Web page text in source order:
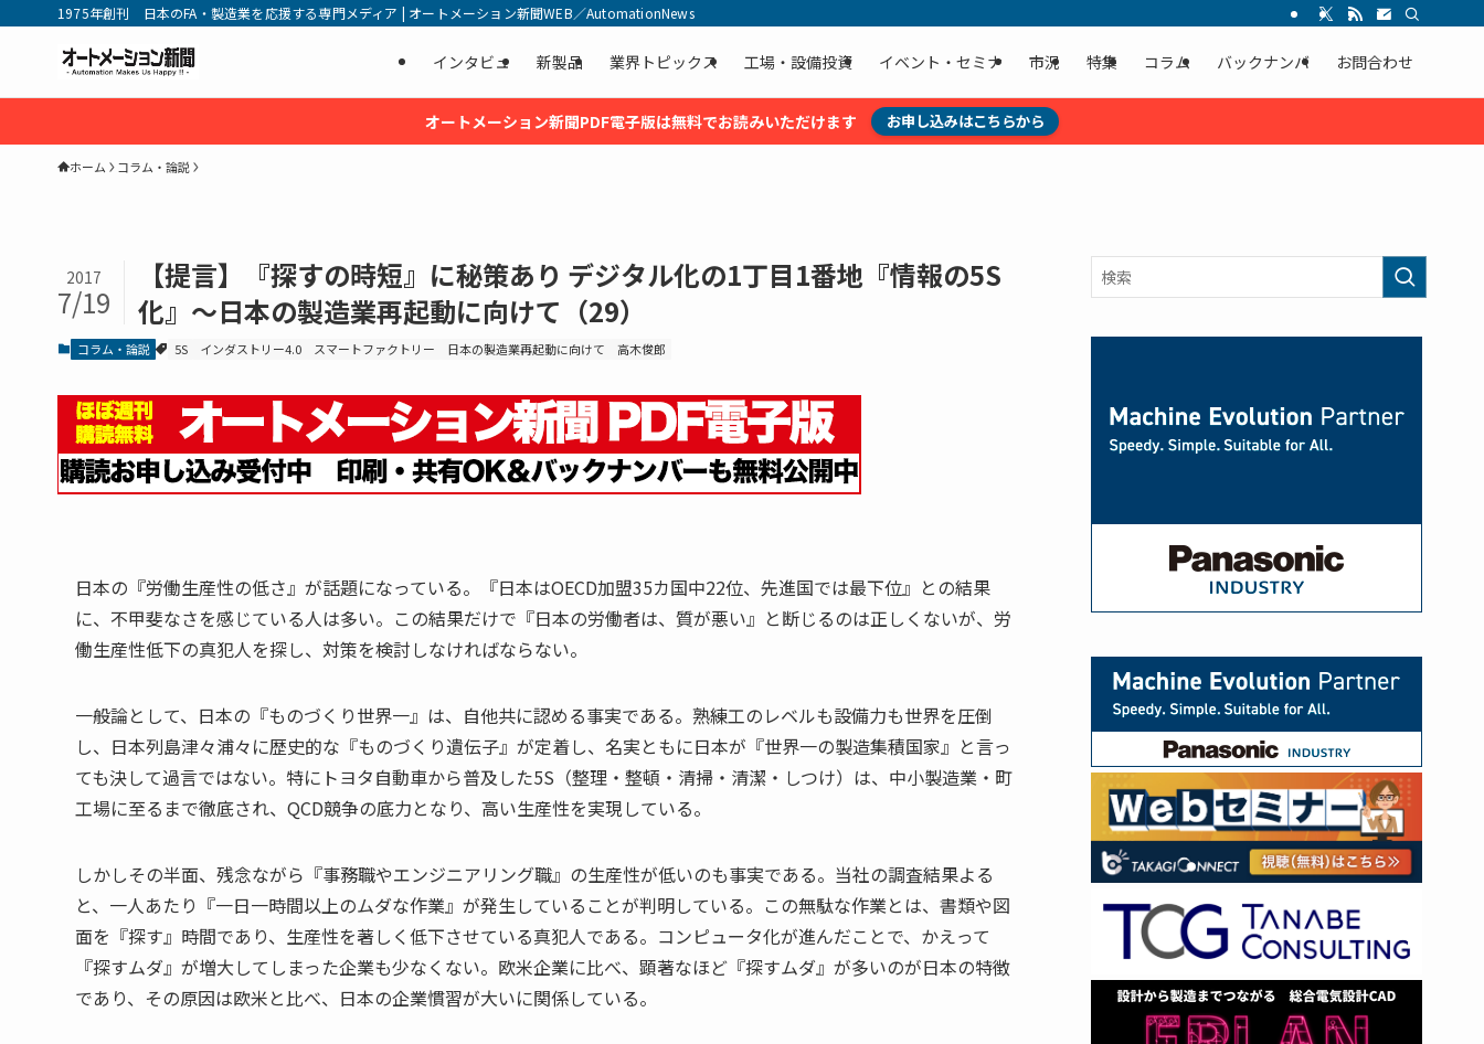
1975年創刊 日本のFA・製造業を応援する専門メディア | オートメーション新聞WEB／AutomationNews
インタビュ 新製品 業界トピックス 工場・設備投資 イベント・セミナ 市況 特集 コラム バックナンバ お問合わせ
オートメーション新聞PDF電子版は無料でお読みいただけます お申し込みはこちらから
ホーム コラム・論説
【提言】『探すの時短』に秘策あり デジタル化の1丁目1番地『情報の5S
化』〜日本の製造業再起動に向けて（29）
2017
7/19
コラム・論説 5S インダストリー4.0 スマートファクトリー 日本の製造業再起動に向けて 高木俊郎
日本の『労働生産性の低さ』が話題になっている。『日本はOECD加盟35カ国中22位、先進国では最下位』との結果
に、不甲斐なさを感じている人は多い。この結果だけで『日本の労働者は、質が悪い』と断じるのは正しくないが、労
働生産性低下の真犯人を探し、対策を検討しなければならない。
一般論として、日本の『ものづくり世界一』は、自他共に認める事実である。熟練工のレベルも設備力も世界を圧倒
し、日本列島津々浦々に歴史的な『ものづくり遺伝子』が定着し、名実ともに日本が『世界一の製造集積国家』と言っ
ても決して過言ではない。特にトヨタ自動車から普及した5S（整理・整頓・清掃・清潔・しつけ）は、中小製造業・町
工場に至るまで徹底され、QCD競争の底力となり、高い生産性を実現している。
しかしその半面、残念ながら『事務職やエンジニアリング職』の生産性が低いのも事実である。当社の調査結果よる
と、一人あたり『一日一時間以上のムダな作業』が発生していることが判明している。この無駄な作業とは、書類や図
面を『探す』時間であり、生産性を著しく低下させている真犯人である。コンピュータ化が進んだことで、かえって
『探すムダ』が増大してしまった企業も少なくない。欧米企業に比べ、顕著なほど『探すムダ』が多いのが日本の特徴
であり、その原因は欧米と比べ、日本の企業慣習が大いに関係している。